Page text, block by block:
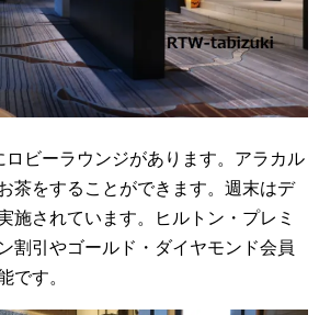
ロビーラウンジがあります。アラカル
茶をすることができます。週末はデ
施されています。ヒルトン・プレミ
割引やゴールド・ダイヤモンド会員
です。